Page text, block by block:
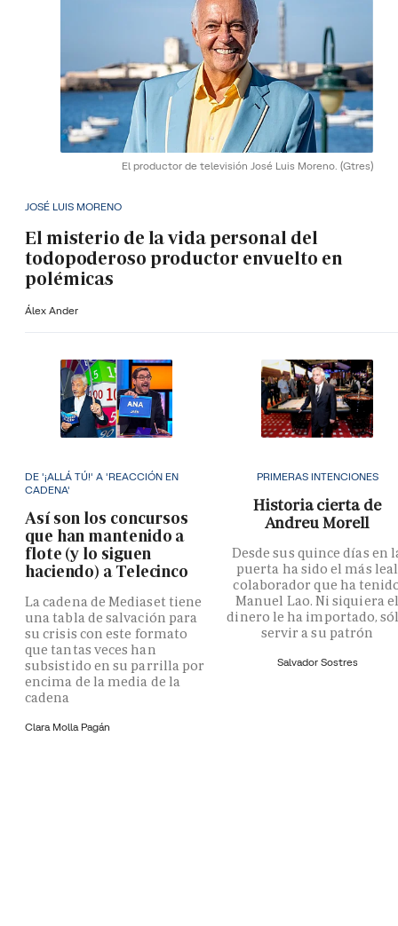
El productor de televisión José Luis Moreno. (Gtres)
JOSÉ LUIS MORENO
El misterio de la vida personal del
todopoderoso productor envuelto en
polémicas
Álex Ander
DE '¡ALLÁ TÚ!' A 'REACCIÓN EN
CADENA'
Así son los concursos
que han mantenido a
flote (y lo siguen
haciendo) a Telecinco
La cadena de Mediaset tiene
una tabla de salvación para
su crisis con este formato
que tantas veces han
subsistido en su parrilla por
encima de la media de la
cadena
Clara Molla Pagán
PRIMERAS INTENCIONES
Historia cierta de
Andreu Morell
Desde sus quince días en
puerta ha sido el más leal
colaborador que ha
Manuel Lao. Ni siquiera
dinero le ha importado,
servir a su patrón
Salvador Sostres